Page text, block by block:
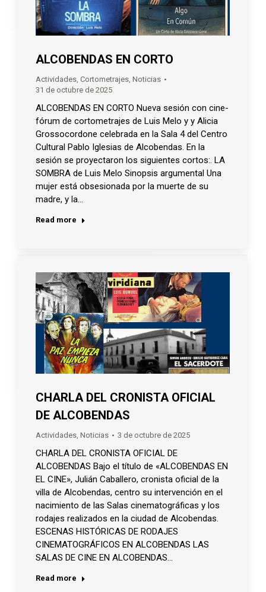
ALCOBENDAS EN CORTO
Actividades, Cortometrajes, Noticias
31 de octubre de 2025
ALCOBENDAS EN CORTO Nueva sesión con cine-
fórum de cortometrajes de Luis Melo y y Alicia
Grossocordone celebrada en la Sala 4 del Centro
Cultural Pablo Iglesias de Alcobendas. En la
sesión se proyectaron los siguientes cortos:. LA
SOMBRA de Luis Melo Sinopsis argumental Una
mujer está obsesionada por la muerte de su
madre, y la…
Read more
CHARLA DEL CRONISTA OFICIAL
DE ALCOBENDAS
Actividades Noticias 3 de octubre de 2025
CHARLA DEL CRONISTA OFICIAL DE
ALCOBENDAS Bajo el título de «ALCOBENDAS EN
EL CINE», Julián Caballero, cronista oficial de la
villa de Alcobendas, centro su intervención en el
nacimiento de las Salas cinematográficas y los
rodajes realizados en la ciudad de Alcobendas.
ESCENAS HISTÓRICAS DE RODAJES
CINEMATOGRÁFICOS EN ALCOBENDAS LAS
SALAS DE CINE EN ALCOBENDAS…
Read more